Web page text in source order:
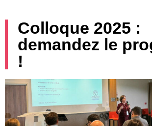
Colloque 2025 :
demandez le
!